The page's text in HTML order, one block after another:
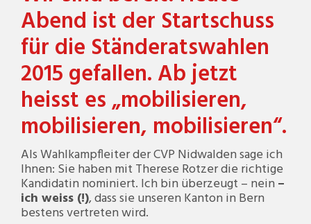
Abend ist der Startschuss
für die Ständeratswahlen
2015 gefallen. Ab jetzt
heisst es „mobilisieren,
mobilisieren, mobilisieren“.
Als Wahlkampfleiter der CVP Nidwalden sage ich
Ihnen: Sie haben mit Therese Rotzer die richtige
Kandidatin nominiert. Ich bin überzeugt – nein–
ich weiss (!), dass sie unseren Kanton in Bern
bestens vertreten wird.